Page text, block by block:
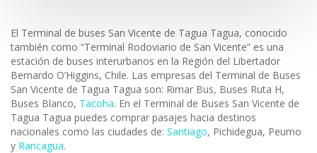
El Terminal de buses San Vicente de Tagua Tagua, conocido
también como “Terminal Rodoviario de San Vicente” es una
estación de buses interurbanos en la Región del Libertador
Bernardo O’Higgins, Chile. Las empresas del Terminal de Buses
San Vicente de Tagua Tagua son: Rimar Bus, Buses Ruta H,
Buses Blanco, Tacoha. En el Terminal de Buses San Vicente de
Tagua Tagua puedes comprar pasajes hacia destinos
nacionales como las ciudades de: Santiago, Pichidegua, Peumo
y Rancagua.